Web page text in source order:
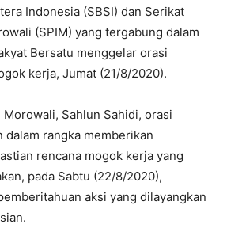
Indonesia (SBSI) dan Serikat
(SPIM) yang tergabung dalam
Bersatu menggelar orasi
kerja, Jumat (21/8/2020).
Morowali, Sahlun Sahidi, orasi
dalam rangka memberikan
rencana mogok kerja yang
pada Sabtu (22/8/2020),
aksi yang dilayangkan